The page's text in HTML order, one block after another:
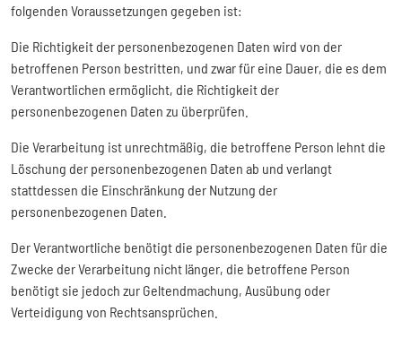
folgenden Voraussetzungen gegeben ist:
Die Richtigkeit der personenbezogenen Daten wird von der
betroffenen Person bestritten, und zwar für eine Dauer, die es dem
Verantwortlichen ermöglicht, die Richtigkeit der
personenbezogenen Daten zu überprüfen.
Die Verarbeitung ist unrechtmäßig, die betroffene Person lehnt die
Löschung der personenbezogenen Daten ab und verlangt
stattdessen die Einschränkung der Nutzung der
personenbezogenen Daten.
Der Verantwortliche benötigt die personenbezogenen Daten für die
Zwecke der Verarbeitung nicht länger, die betroffene Person
benötigt sie jedoch zur Geltendmachung, Ausübung oder
Verteidigung von Rechtsansprüchen.